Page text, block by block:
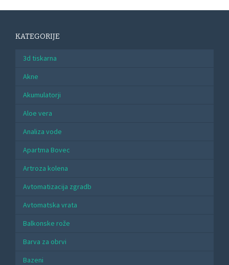
KATEGORIJE
3d tiskarna
Akne
Akumulatorji
Aloe vera
Analiza vode
Apartma Bovec
Artroza kolena
Avtomatizacija zgradb
Avtomatska vrata
Balkonske rože
Barva za obrvi
Bazeni